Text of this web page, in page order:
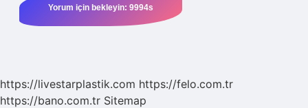
https://livestarplastik.com https://felo.com.tr
https://bano.com.tr Sitemap